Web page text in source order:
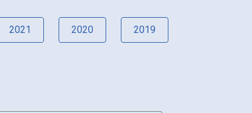
2021 2020 2019